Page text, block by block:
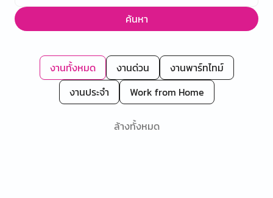
ค้นหา
งานทั้งหมด งานด่วน
งานพาร์ทไทม์
งานประจำ
Work from Home
ล้างทั้งหมด